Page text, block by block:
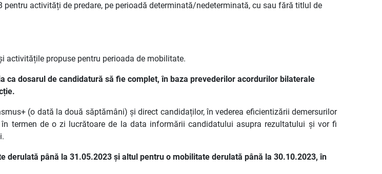
activități de predare, pe perioadă determinată/nedeterminată, cu sau fără titlul de
activitățile propuse pentru perioada de mobilitate.
ca dosarul de candidatură să fie complet, în baza prevederilor acordurilor bilaterale
(o dată la două săptămâni) și direct candidaților, în vederea eficientizării demersurilor
termen de o zi lucrătoare de la data informării candidatului asupra rezultatului și vor fi
derulată până la 31.05.2023 și altul pentru o mobilitate derulată până la 30.10.2023, în